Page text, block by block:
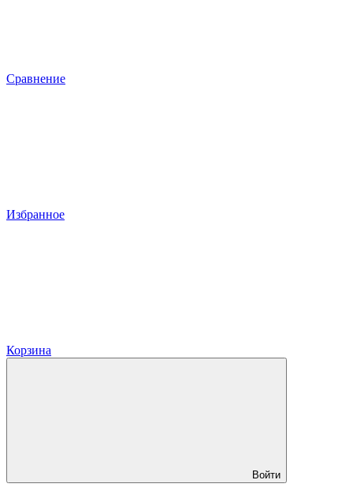
Сравнение
Избранное
Корзина
Войти